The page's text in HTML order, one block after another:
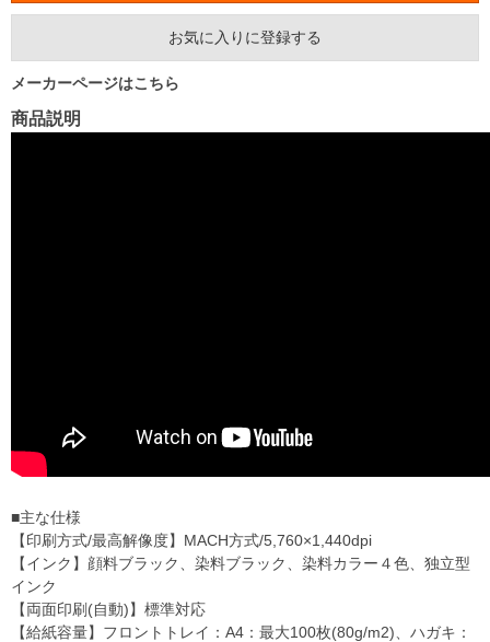
お気に入りに登録する
メーカーページはこちら
商品説明
■主な仕様
【印刷方式/最高解像度】MACH方式/5,760×1,440dpi
【インク】顔料ブラック、染料ブラック、染料カラー４色、独立型
インク
【両面印刷(自動)】標準対応
【給紙容量】フロントトレイ：A4：最大100枚(80g/m2)、ハガキ：